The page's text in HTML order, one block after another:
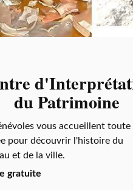
du Patrimoine
vous accueillent toute
pour découvrir l'histoire du
et de la ville.
gratuite